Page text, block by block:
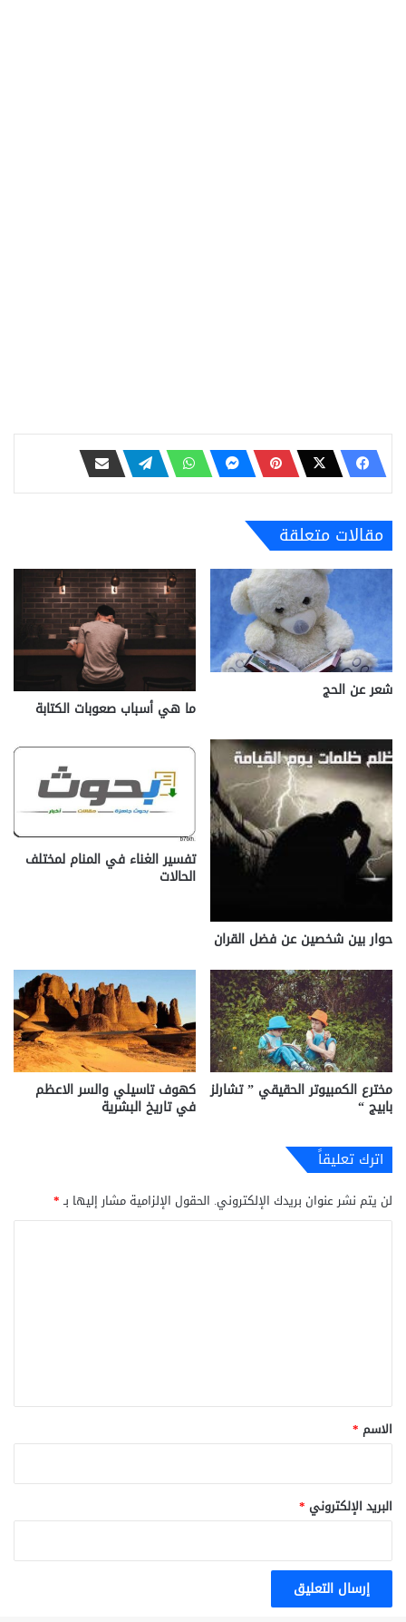
مقالات متعلقة
شعر عن الحج
ما هي أسباب صعوبات الكتابة
حوار بين شخصين عن فضل القران
تفسير الغناء في المنام لمختلف
الحالات
مخترع الكمبيوتر الحقيقي ” تشارلز
بابيج “
كهوف تاسيلي والسر الاعظم
في تاريخ البشرية
اترك تعليقاً
لن يتم نشر عنوان بريدك الإلكتروني. الحقول الإلزامية مشار إليها بـ*
*
الاسم *
البريد الإلكتروني *